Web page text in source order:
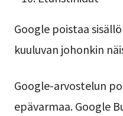
Google poistaa
kuuluvan johonkin
Google-arvostelun
epävarmaa. Google